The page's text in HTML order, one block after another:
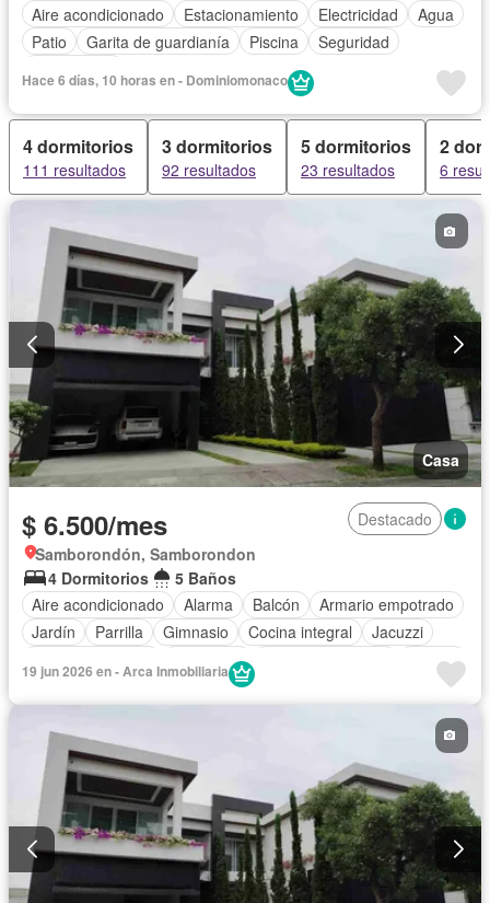
Aire acondicionado
Estacionamiento Electricidad
Agua
Patio
Garita de guardianía Piscina
Seguridad
Hace 6 días, 10 horas en - Dominiomonaco
4 dormitorios
111 resultados
3 dormitorios
92 resultados
5 dormitorios
23 resultados
2
6
Casa
$ 6.500/mes
Destacado
Samborondón, Samborondon
4 Dormitorios
5 Baños
Aire acondicionado
Alarma Balcón
Armario empotrado
Jardín
Parrilla Gimnasio Cocina integral
Jacuzzi
Seguridad
Piscina
Cancha de tenis
19 jun 2026 en - Arca Inmobiliaria